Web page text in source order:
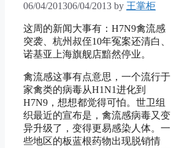
06/04/201306/04/2013 by 王掌柜
这周的新闻大事有：H7N9禽流感
突袭、杭州叔侄10年冤案还清白、
诺基亚上海旗舰店黯然停业。
禽流感这事有点意思，一个流行于
家禽类的病毒从H1N1进化到
H7N9，想想都觉得可怕。世卫组
织最近的宣布是，禽流感病毒又变
异升级了，变得更易感染人体。一
些地区的板蓝根药物出现脱销情